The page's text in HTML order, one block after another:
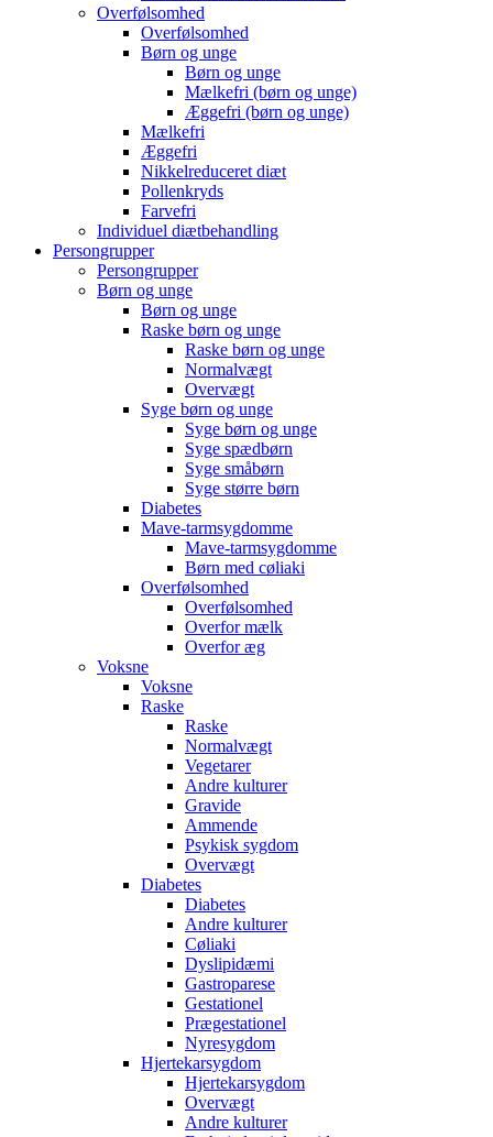
Overfølsomhed
Overfølsomhed
Børn og unge
Børn og unge
Mælkefri (børn og unge)
Æggefri (børn og unge)
Mælkefri
Æggefri
Nikkelreduceret diæt
Pollenkryds
Farvefri
Individuel diætbehandling
Persongrupper
Persongrupper
Børn og unge
Børn og unge
Raske børn og unge
Raske børn og unge
Normalvægt
Overvægt
Syge børn og unge
Syge børn og unge
Syge spædbørn
Syge småbørn
Syge større børn
Diabetes
Mave-tarmsygdomme
Mave-tarmsygdomme
Børn med cøliaki
Overfølsomhed
Overfølsomhed
Overfor mælk
Overfor æg
Voksne
Voksne
Raske
Raske
Normalvægt
Vegetarer
Andre kulturer
Gravide
Ammende
Psykisk sygdom
Overvægt
Diabetes
Diabetes
Andre kulturer
Cøliaki
Dyslipidæmi
Gastroparese
Gestationel
Prægestationel
Nyresygdom
Hjertekarsygdom
Hjertekarsygdom
Overvægt
Andre kulturer